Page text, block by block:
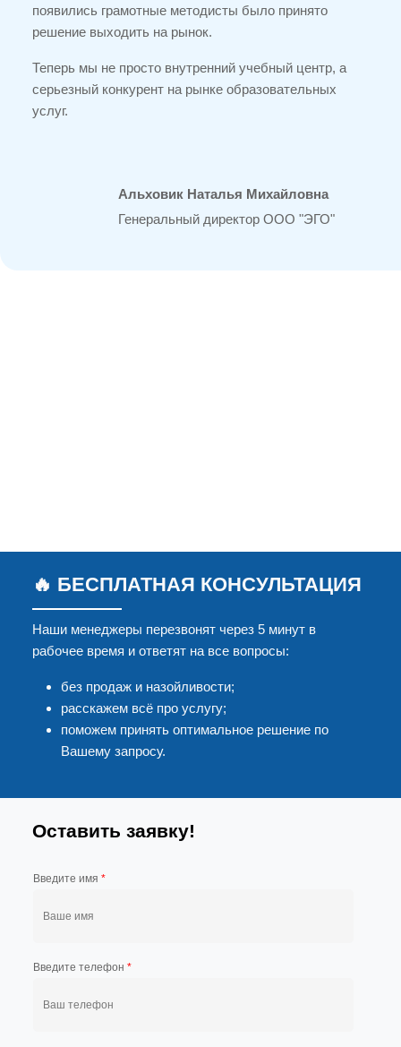
появились грамотные методисты было принято
решение выходить на рынок.
Теперь мы не просто внутренний учебный центр, а
серьезный конкурент на рынке образовательных
услуг.
Альховик Наталья Михайловна
Генеральный директор ООО "ЭГО"
🔥 БЕСПЛАТНАЯ КОНСУЛЬТАЦИЯ
Наши менеджеры перезвонят через 5 минут в
рабочее время и ответят на все вопросы:
без продаж и назойливости;
расскажем всё про услугу;
поможем принять оптимальное решение по
Вашему запросу.
Оставить заявку!
Введите имя *
Введите телефон *